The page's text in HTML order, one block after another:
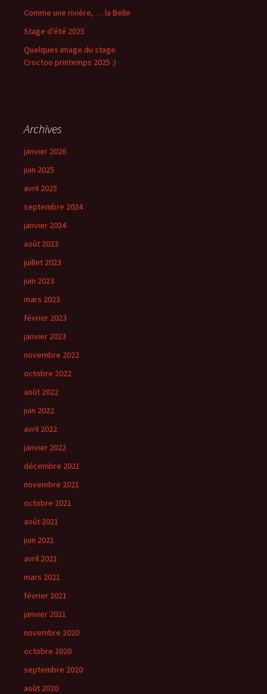
Comme une rivière, … la Belle
Stage d’été 2025
Quelques image du stage
Croctoo printemps 2025 :)
Archives
janvier 2026
juin 2025
avril 2025
septembre 2024
janvier 2024
août 2023
juillet 2023
juin 2023
mars 2023
février 2023
janvier 2023
novembre 2022
octobre 2022
août 2022
juin 2022
avril 2022
janvier 2022
décembre 2021
novembre 2021
octobre 2021
août 2021
juin 2021
avril 2021
mars 2021
février 2021
janvier 2021
novembre 2020
octobre 2020
septembre 2020
août 2020